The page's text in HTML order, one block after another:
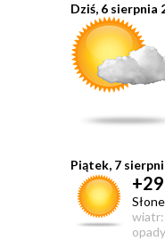
Dziś, 6 sierpnia
Piątek, 7
wiatr: